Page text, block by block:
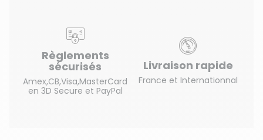
Règlements
sécurisés
Amex,CB,Visa,MasterCard
en 3D Secure et PayPal
Livraison rapide
France et Internationnal